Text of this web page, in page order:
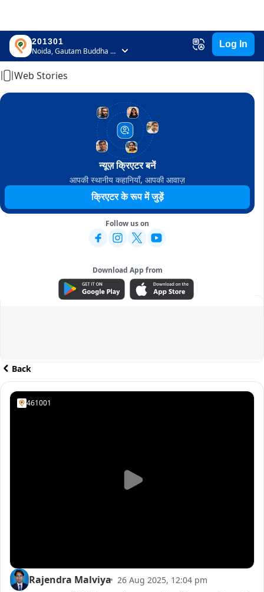
201301
Noida, Gautam Buddha Nagar, Uttar Pradesh
Log In
Home
Web Stories
न्यूज़ क्रिएटर बनें
आपकी स्थानीय कहानियाँ, आपकी आवाज़
क्रिएटर के रूप में जुड़ें
Follow us on
Download App from
ADVERTISEMENT
Back
461001
Rajendra Malviya 26 Aug 2025, 12:04 pm